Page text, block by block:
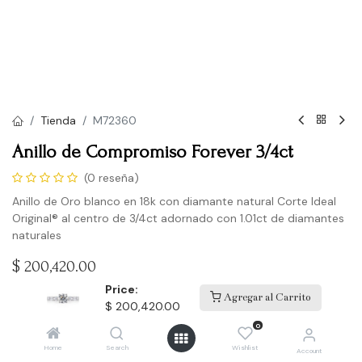
Price:
$ 200,420.00
Agregar al Carrito
Home Search
0
Wishlist Account
Tienda M72360
Anillo de Compromiso Forever 3/4ct
(0 reseña)
Anillo de Oro blanco en 18k con diamante natural Corte Ideal
Original® al centro de 3/4ct adornado con 1.01ct de diamantes
naturales
$ 200,420.00
Agregar a la lista de deseos